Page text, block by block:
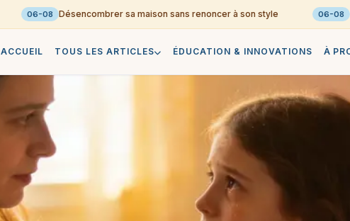
06-08 Désencombrer sa maison sans renoncer à son style 06-08
ACCUEIL TOUS LES ARTICLES ÉDUCATION & INNOVATIONS À